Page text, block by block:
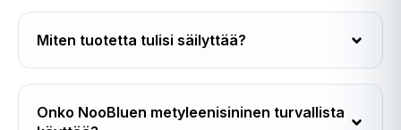
Miten tuotetta tulisi säilyttää?
Onko NooBluen metyleenisininen turvallista